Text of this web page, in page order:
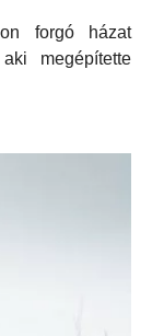
forgó házat
megépítette